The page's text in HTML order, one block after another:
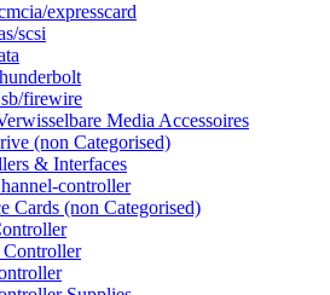
expresscard
scsi
firewire
Media Accessoires
(non Categorised)
& Interfaces
controller
Cards (non Categorised)
Controller